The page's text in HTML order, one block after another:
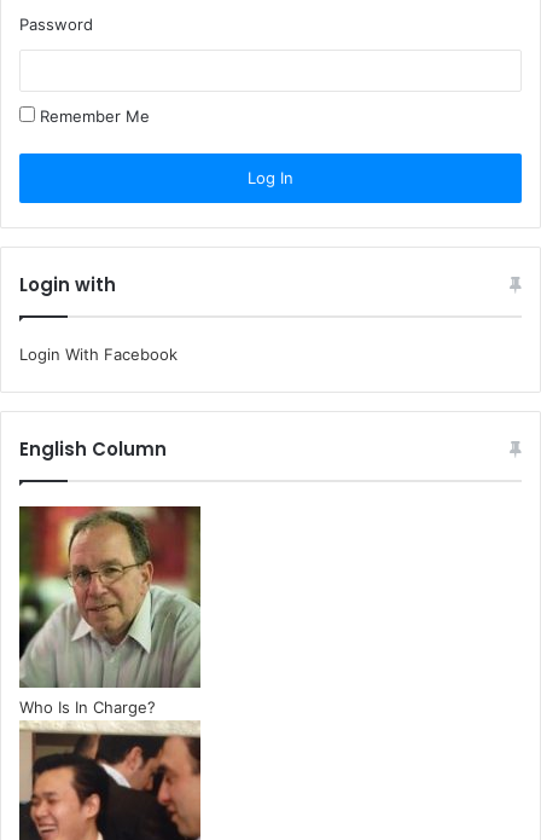
Password
Remember Me
Login with
Login With Facebook
English Column
Who Is In Charge?